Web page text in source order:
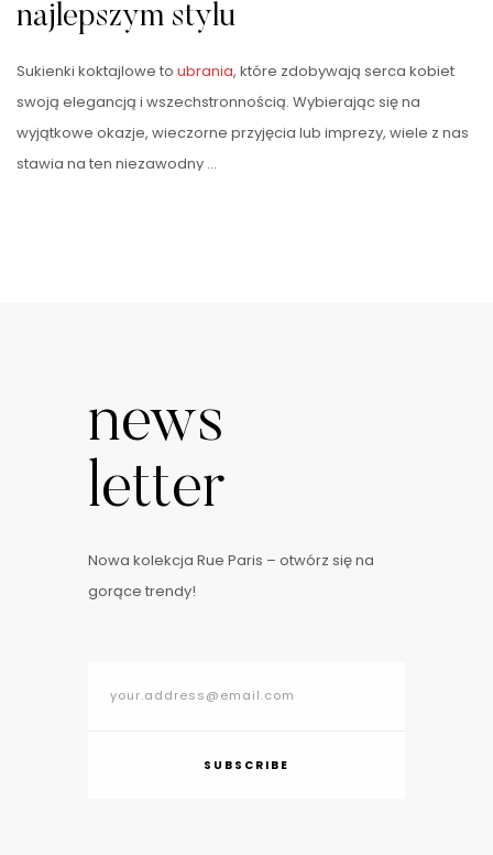
najlepszym stylu
Sukienki koktajlowe to ubrania, które zdobywają serca kobiet
swoją elegancją i wszechstronnością. Wybierając się na
wyjątkowe okazje, wieczorne przyjęcia lub imprezy, wiele z nas
stawia na ten niezawodny …
news
letter
Nowa kolekcja Rue Paris – otwórz się na
gorące trendy!
SUBSCRIBE